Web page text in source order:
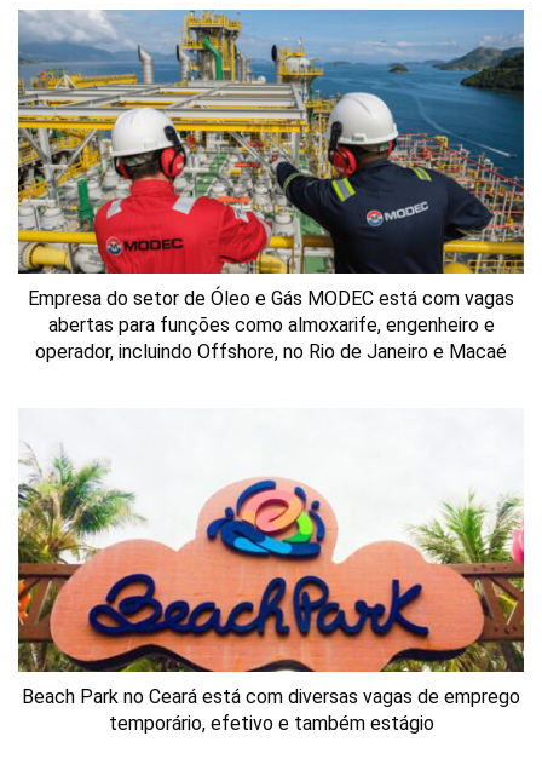
Empresa do setor de Óleo e Gás MODEC está com vagas
abertas para funções como almoxarife, engenheiro e
operador, incluindo Offshore, no Rio de Janeiro e Macaé
Beach Park no Ceará está com diversas vagas de emprego
temporário, efetivo e também estágio